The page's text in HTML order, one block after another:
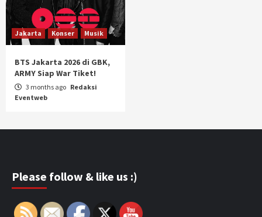
Jakarta Konser Musik
BTS Jakarta 2026 di GBK,
ARMY Siap War Tiket!
3 months ago Redaksi
Eventweb
Please follow & like us :)